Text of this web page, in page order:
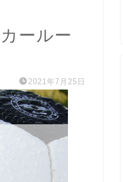
ールー
2021年7月25日